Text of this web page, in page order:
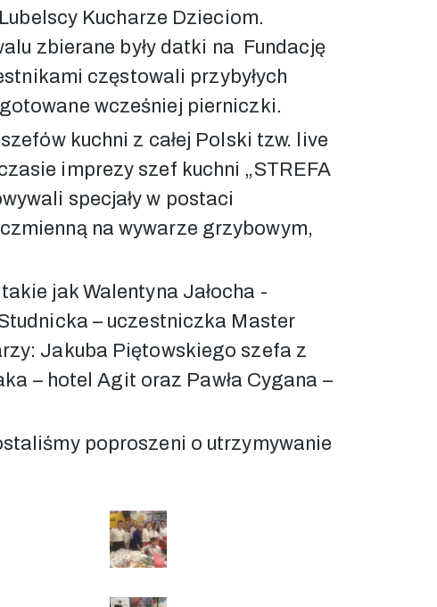
Kucharze Dzieciom.
zbierane były datki na Fundację
częstowali przybyłych
wcześniej pierniczki.
kuchni z całej Polski tzw. live
imprezy szef kuchni „STREFA
specjały w postaci
na wywarze grzybowym,
jak Walentyna Jałocha -
– uczestniczka Master
Jakuba Piętowskiego szefa z
– hotel Agit oraz Pawła Cygana –
poproszeni o utrzymywanie